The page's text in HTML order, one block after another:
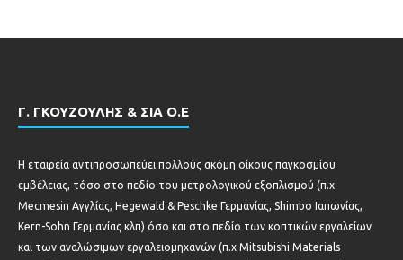
Γ. ΓΚΟΥΖΟΥΛΗΣ & ΣΙΑ Ο.Ε
Η εταιρεία αντιπροσωπεύει πολλούς ακόμη οίκους παγκοσμίου
εμβέλειας, τόσο στο πεδίο του μετρολογικού εξοπλισμού (π.χ
Mecmesin Αγγλίας, Hegewald & Peschke Γερμανίας, Shimbo Ιαπωνίας,
Kern-Sohn Γερμανίας κλπ) όσο και στο πεδίο των κοπτικών εργαλείων
και των αναλώσιμων εργαλειομηχανών (π.χ Mitsubishi Materials